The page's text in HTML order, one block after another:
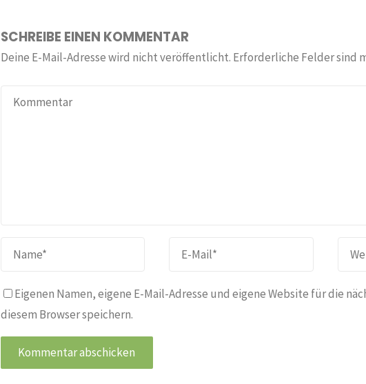
SCHREIBE EINEN KOMMENTAR
Deine E-Mail-Adresse wird nicht veröffentlicht. Erforderliche Felder sind
Eigenen Namen, eigene E-Mail-Adresse und eigene Website für die
diesem Browser speichern.